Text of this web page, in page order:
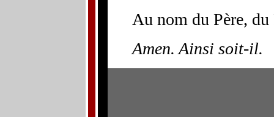
Au nom du Père,
Amen. Ainsi soit-il.